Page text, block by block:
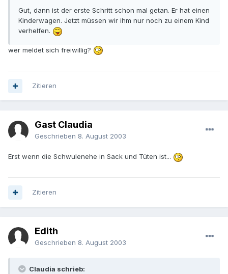
Gut, dann ist der erste Schritt schon mal getan. Er hat einen
Kinderwagen. Jetzt müssen wir ihm nur noch zu einem Kind
verhelfen.
wer meldet sich freiwillig?
Zitieren
Gast Claudia
Geschrieben 8. August 2003
Erst wenn die Schwulenehe in Sack und Tüten ist...
Zitieren
Edith
Geschrieben 8. August 2003
Claudia schrieb: